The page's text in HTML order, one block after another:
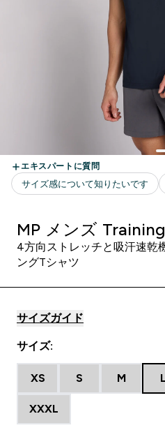
MP メンズ
4方向ストレッチと吸汗速乾
ングTシャツ
サイズガイド
サイズ:
XS S M L
XXXL